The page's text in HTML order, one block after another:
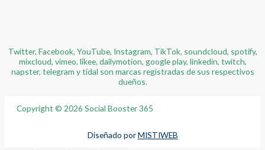
Twitter, Facebook, YouTube, Instagram, TikTok, soundcloud, spotify,
mixcloud, vimeo, likee, dailymotion, google play, linkedin, twitch,
napster, telegram y tidal son marcas registradas de sus respectivos
dueños.
Copyright © 2026 Social Booster 365
Diseñado porMISTIWEB